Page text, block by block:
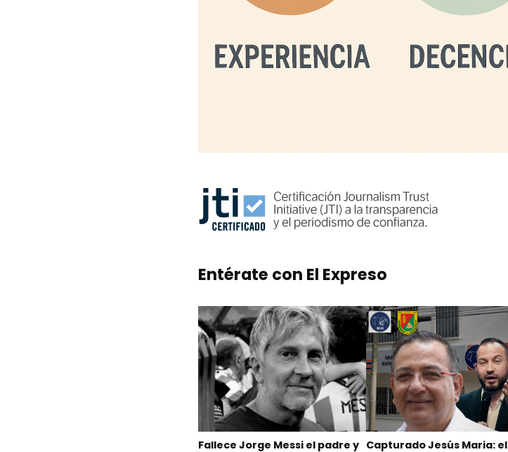
Entérate con El Expreso
Fallece Jorge Messi el padre y Capturado Jesús Maria: el